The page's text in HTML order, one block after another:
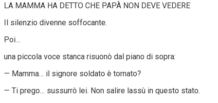
LA MAMMA HA DETTO CHE PAPÀ NON DEVE VEDERE
Il silenzio divenne soffocante.
Poi…
una piccola voce stanca risuonò dal piano di sopra:
— Mamma… il signore soldato è tornato?
— Ti prego… sussurrò lei. Non salire lassù in questo stato.